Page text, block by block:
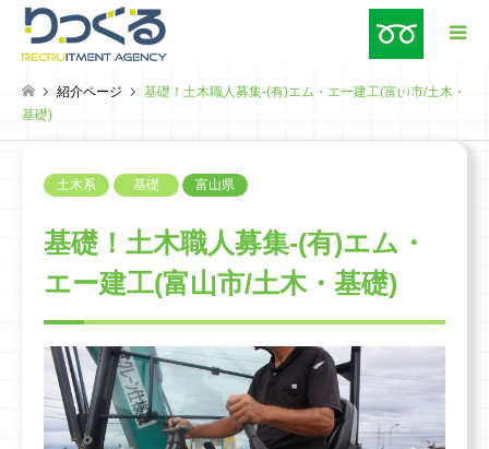
検索
紹介ページ
基礎！土木職人募集-(有)エム・エー建工(富山市/土木・
基礎)
土木系 基礎 富山県
基礎！土木職人募集-(有)エム・
エー建工(富山市/土木・基礎)